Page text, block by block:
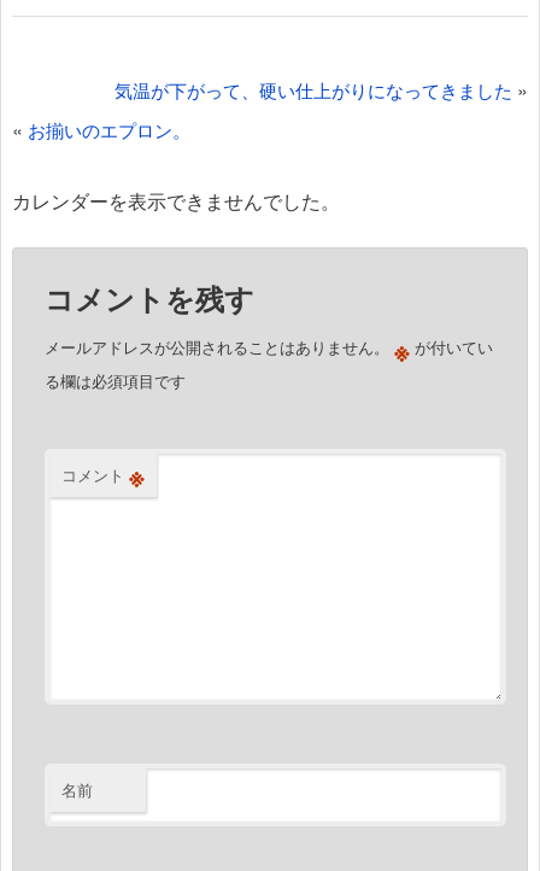
稿
ビ
気温が下がって、硬い仕上がりになってきました »
« お揃いのエプロン。
カレンダーを表示できませんでした。
コメントを残す
メールアドレスが公開されることはありません。 ※が付いてい
る欄は必須項目です
コメント ※
名前